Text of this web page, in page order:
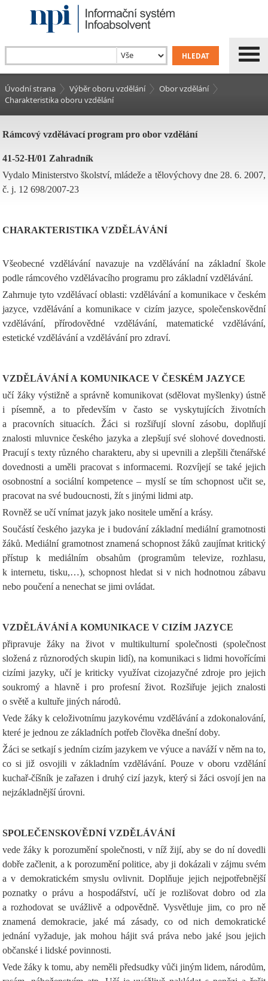
Úvodní strana Výběr oboru vzdělání
Obor vzdělání
Charakteristika oboru vzdělání
Rámcový vzdělávací program pro obor vzdělání
41-52-H/01 Zahradník
Vydalo Ministerstvo školství, mládeže a tělovýchovy dne 28. 6. 2007,
č. j. 12 698/2007-23
CHARAKTERISTIKA VZDĚLÁVÁNÍ
Všeobecné vzdělávání navazuje na vzdělávání na základní škole
podle rámcového vzdělávacího programu pro základní vzdělávání.
Zahrnuje tyto vzdělávací oblasti: vzdělávání a komunikace v českém
jazyce, vzdělávání a komunikace v cizím jazyce, společenskovědní
vzdělávání, přírodovědné vzdělávání, matematické vzdělávání,
estetické vzdělávání a vzdělávání pro zdraví.
VZDĚLÁVÁNÍ A KOMUNIKACE V ČESKÉM JAZYCE
učí žáky výstižně a správně komunikovat (sdělovat myšlenky) ústně
i písemně, a to především v často se vyskytujících životních
a pracovních situacích. Žáci si rozšiřují slovní zásobu, doplňují
znalosti mluvnice českého jazyka a zlepšují své slohové dovednosti.
Pracují s texty různého charakteru, aby si upevnili a zlepšili čtenářské
dovednosti a uměli pracovat s informacemi. Rozvíjejí se také jejich
osobnostní a sociální kompetence – myslí se tím schopnost učit se,
pracovat na své budoucnosti, žít s jinými lidmi atp.
Rovněž se učí vnímat jazyk jako nositele umění a krásy.
Součástí českého jazyka je i budování základní mediální gramotnosti
žáků. Mediální gramotnost znamená schopnost žáků zaujímat kritický
přístup k mediálním obsahům (programům televize, rozhlasu,
k internetu, tisku,…), schopnost hledat si v nich hodnotnou zábavu
nebo poučení a nenechat se jimi ovládat.
VZDĚLÁVÁNÍ A KOMUNIKACE V CIZÍM JAZYCE
připravuje žáky na život v multikulturní společnosti (společnost
složená z různorodých skupin lidí), na komunikaci s lidmi hovořícími
cizími jazyky, učí je kriticky využívat cizojazyčné zdroje pro jejich
soukromý a hlavně i pro profesní život. Rozšiřuje jejich znalosti
o světě a kultuře jiných národů.
Vede žáky k celoživotnímu jazykovému vzdělávání a zdokonalování,
které je jednou ze základních potřeb člověka dnešní doby.
Žáci se setkají s jedním cizím jazykem ve výuce a naváží v něm na to,
co si již osvojili v základním vzdělávání. Pouze v oboru vzdělání
kuchař-číšník je zařazen i druhý cizí jazyk, který si žáci osvojí jen na
nejzákladnější úrovni.
SPOLEČENSKOVĚDNÍ VZDĚLÁVÁNÍ
vede žáky k porozumění společnosti, v níž žijí, aby se do ní dovedli
dobře začlenit, a k porozumění politice, aby ji dokázali v zájmu svém
a v demokratickém smyslu ovlivnit. Doplňuje jejich nejpotřebnější
poznatky o právu a hospodářství, učí je rozlišovat dobro od zla
a rozhodovat se uvážlivě a odpovědně. Vysvětluje jim, co pro ně
znamená demokracie, jaké má zásady, co od nich demokratické
jednání vyžaduje, jak mohou hájit svá práva nebo jaké jsou jejich
občanské i lidské povinnosti.
Vede žáky k tomu, aby neměli předsudky vůči jiným lidem, národům,